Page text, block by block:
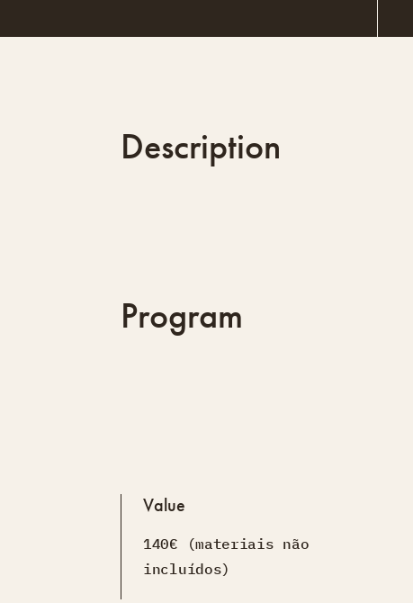
Description
Program
Value
140€ (materiais não
incluídos)